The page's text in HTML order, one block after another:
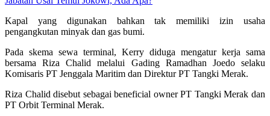
Kapal yang digunakan bahkan tak memiliki izin usaha
pengangkutan minyak dan gas bumi.
Pada skema sewa terminal, Kerry diduga mengatur kerja sama
bersama Riza Chalid melalui Gading Ramadhan Joedo selaku
Komisaris PT Jenggala Maritim dan Direktur PT Tangki Merak.
Riza Chalid disebut sebagai beneficial owner PT Tangki Merak dan
PT Orbit Terminal Merak.